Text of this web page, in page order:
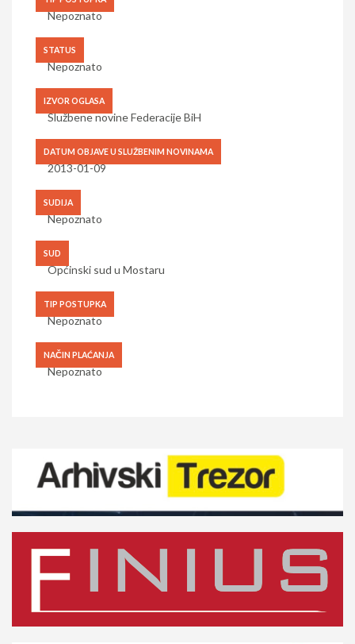
Nepoznato
STATUS
Nepoznato
IZVOR OGLASA
Službene novine Federacije BiH
DATUM OBJAVE U SLUŽBENIM NOVINAMA
2013-01-09
SUDIJA
Nepoznato
SUD
Općinski sud u Mostaru
TIP POSTUPKA
Nepoznato
NAČIN PLAĆANJA
Nepoznato